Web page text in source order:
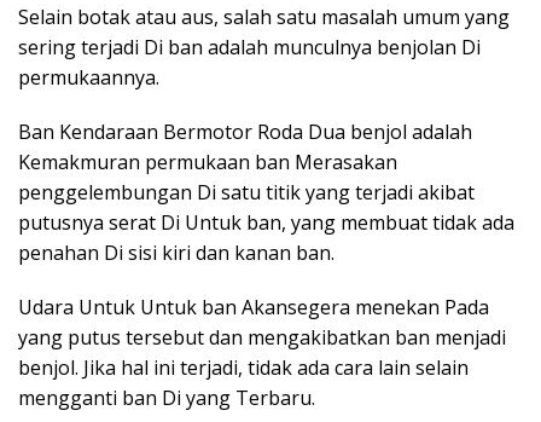
Selain botak atau aus, salah satu masalah umum yang
sering terjadi Di ban adalah munculnya benjolan Di
permukaannya.
Ban Kendaraan Bermotor Roda Dua benjol adalah
Kemakmuran permukaan ban Merasakan
penggelembungan Di satu titik yang terjadi akibat
putusnya serat Di Untuk ban, yang membuat tidak ada
penahan Di sisi kiri dan kanan ban.
Udara Untuk Untuk ban Akansegera menekan Pada
yang putus tersebut dan mengakibatkan ban menjadi
benjol. Jika hal ini terjadi, tidak ada cara lain selain
mengganti ban Di yang Terbaru.